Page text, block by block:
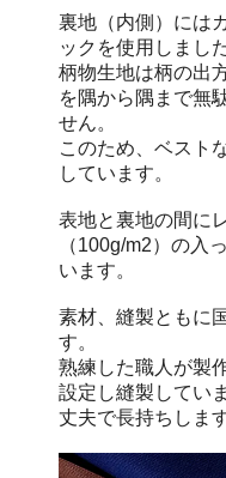
裏地（内側）には
ックを使用しました
柄物生地は柄の出
を隅から隅まで無
せん。
このため、ベスト
しています。
表地と裏地の間に
（100g/m2）の入
います。
素材、縫製ともに
す。
熟練した職人が製
設定し縫製してい
丈夫で長持ちします